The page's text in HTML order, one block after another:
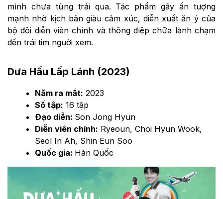
mình chưa từng trải qua. Tác phẩm gây ấn tượng
mạnh nhờ kịch bản giàu cảm xúc, diễn xuất ăn ý của
bộ đôi diễn viên chính và thông điệp chữa lành chạm
đến trái tim người xem.
Dưa Hấu Lấp Lánh (2023)
Năm ra mắt: 2023
Số tập: 16 tập
Đạo diễn: Son Jong Hyun
Diễn viên chính: Ryeoun, Choi Hyun Wook,
Seol In Ah, Shin Eun Soo
Quốc gia: Hàn Quốc